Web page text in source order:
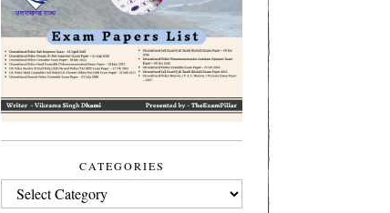
CATEGORIES
CATEGORIES